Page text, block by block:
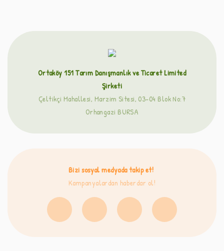
Ortaköy 151 Tarım Danışmanlık ve Ticaret Limited
Şirketi
Çeltikçi Mahallesi, Marzim Sitesi, 03-04 Blok No:7
Orhangazi BURSA
Bizi sosyal medyada takip et!
Kampanyalardan haberdar ol!